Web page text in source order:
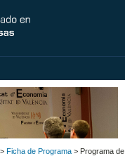
> Ficha de Programa > Programa de